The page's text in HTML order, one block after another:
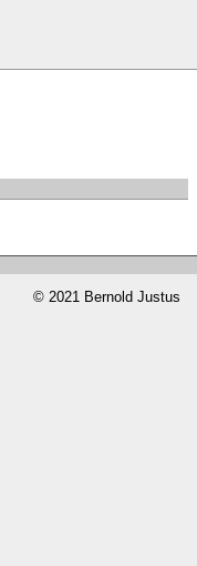
© 2021 Bernold Justus